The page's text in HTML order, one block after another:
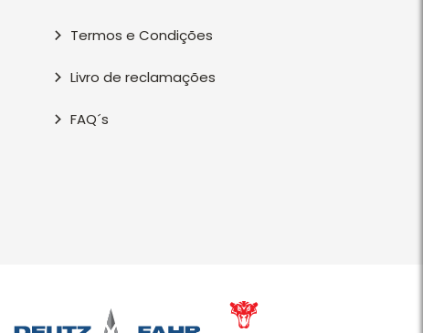
Termos e Condições
Livro de reclamações
FAQ´s